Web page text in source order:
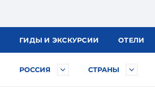
ГИДЫ И ЭКСКУРСИИ ОТЕЛИ
РОССИЯ СТРАНЫ